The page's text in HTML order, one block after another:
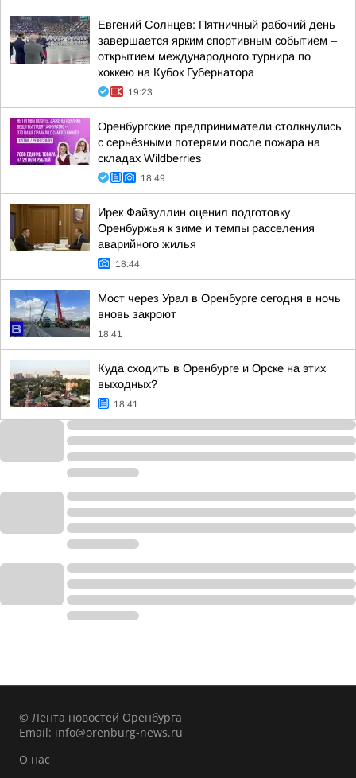
Евгений Солнцев: Пятничный рабочий день
завершается ярким спортивным событием –
открытием международного турнира по
хоккею на Кубок Губернатора
19:23
Оренбургские предприниматели столкнулись
с серьёзными потерями после пожара на
складах Wildberries
18:49
Ирек Файзуллин оценил подготовку
Оренбуржья к зиме и темпы расселения
аварийного жилья
18:44
Мост через Урал в Оренбурге сегодня в ночь
вновь закроют
18:41
Куда сходить в Оренбурге и Орске на этих
выходных?
18:41
© Лента новостей Оренбурга
Email: info@orenburg-news.ru
О нас